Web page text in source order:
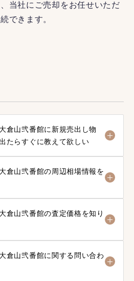
当社にご売却をお任せいただ
できます。
倉山弐番館に新規売出し物
たらすぐに教えて欲しい
倉山弐番館の周辺相場情報を
倉山弐番館の査定価格を知り
倉山弐番館に関する問い合わ